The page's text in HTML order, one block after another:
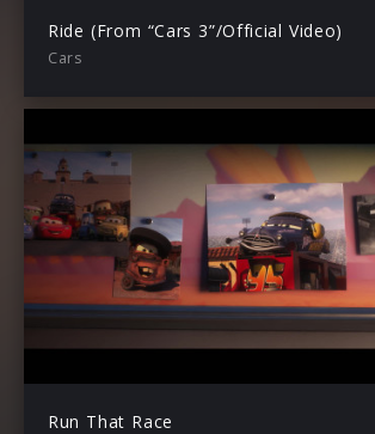
Ride (From “Cars 3”/Official Video)
Cars
Run That Race